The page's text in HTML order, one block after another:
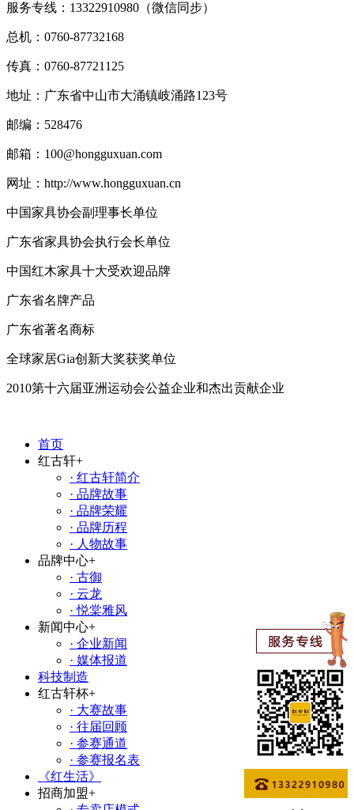
服务专线：13322910980（微信同步）
总机：0760-87732168
传真：0760-87721125
地址：广东省中山市大涌镇岐涌路123号
邮编：528476
邮箱：100@hongguxuan.com
网址：http://www.hongguxuan.cn
中国家具协会副理事长单位
广东省家具协会执行会长单位
中国红木家具十大受欢迎品牌
广东省名牌产品
广东省著名商标
全球家居Gia创新大奖获奖单位
2010第十六届亚洲运动会公益企业和杰出贡献企业
首页
红古轩+
· 红古轩简介
· 品牌故事
· 品牌荣耀
· 品牌历程
· 人物故事
品牌中心+
· 古御
· 云龙
· 悦棠雅风
新闻中心+
· 企业新闻
· 媒体报道
科技制造
红古轩杯+
· 大赛故事
· 往届回顾
· 参赛通道
· 参赛报名表
《红生活》
招商加盟+